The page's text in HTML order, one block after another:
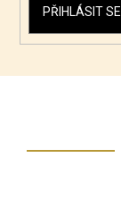
PŘIHLÁSIT SE